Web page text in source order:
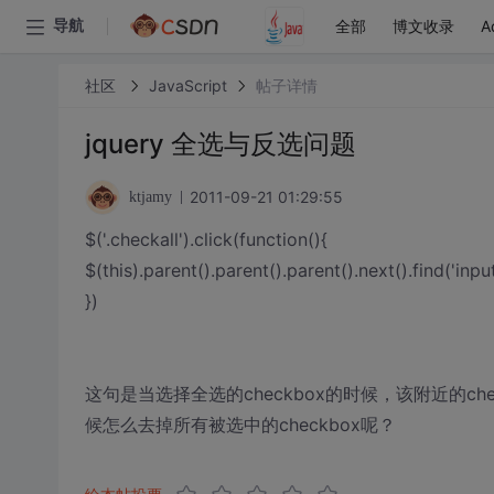
导航 全部 博文收录
社区 JavaScript 帖子详情
jquery 全选与反选问题
ktjamy 2011-09-21 01:29:55
$('.checkall').click(function(){
})
这句是当选择全选的checkbox的时候，该附近的
候怎么去掉所有被选中的checkbox呢？